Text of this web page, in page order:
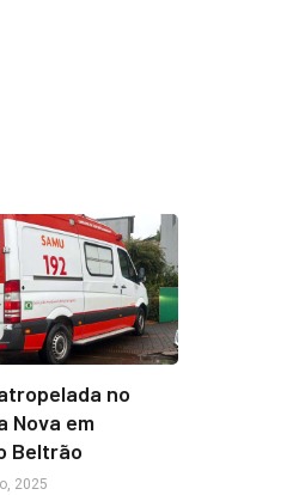
no
Nova em
Beltrão
2025